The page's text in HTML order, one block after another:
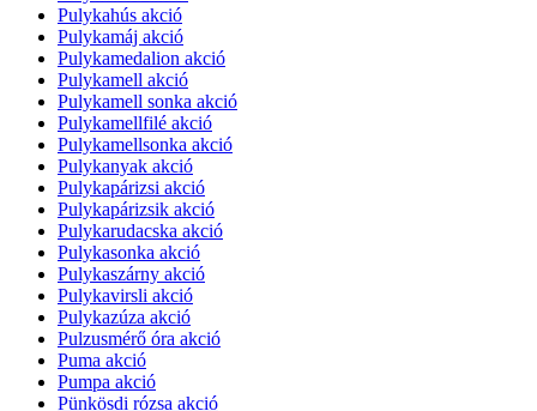
Pulykahús akció
Pulykamáj akció
Pulykamedalion akció
Pulykamell akció
Pulykamell sonka akció
Pulykamellfilé akció
Pulykamellsonka akció
Pulykanyak akció
Pulykapárizsi akció
Pulykapárizsik akció
Pulykarudacska akció
Pulykasonka akció
Pulykaszárny akció
Pulykavirsli akció
Pulykazúza akció
Pulzusmérő óra akció
Puma akció
Pumpa akció
Pünkösdi rózsa akció